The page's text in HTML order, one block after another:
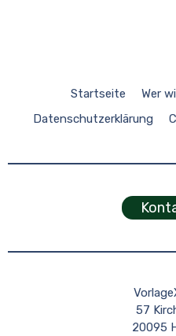
Startseite Wer
Datenschutzerklärung
57
20095